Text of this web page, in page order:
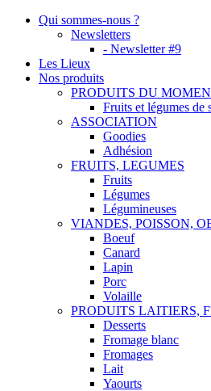
Qui sommes-nous ?
Newsletters
- Newsletter #9
Les Lieux
Nos produits
PRODUITS DU
Fruits et légumes de
ASSOCIATION
Goodies
Adhésion
FRUITS, LEGUMES
Fruits
Légumes
Légumineuses
VIANDES, POISSON,
Boeuf
Canard
Lapin
Porc
Volaille
PRODUITS LAITIERS,
Desserts
Fromage blanc
Fromages
Lait
Yaourts